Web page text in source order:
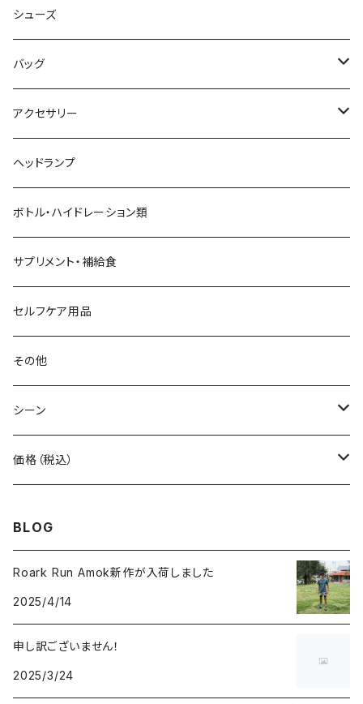
AKIV
ALTRA
aroma vera
AZUMA BAG
BANANA GO
Beruf Baggage
Body Glide
BONE
BOOKMAN
carb
Club My★Star
ヘッドバンド
シューズ
バッグ
バックパック
ショルダーバッグ
トートバッグ
2WAYバッグ/3WAYバッグ
その他バッグ
アクセサリー
サングラス
てぬぐい
財布
アームカバー
ネックゲイター
ヘッドランプ
ボトル・ハイドレーション類
サプリメント・補給食
セルフケア用品
その他
シーン
自転車
その他アクティビティ
価格（税込）
5,001～10,000円
BLOG
Roark Run Amok新作が入荷しました
2025/4/14
申し訳ございません！
2025/3/24